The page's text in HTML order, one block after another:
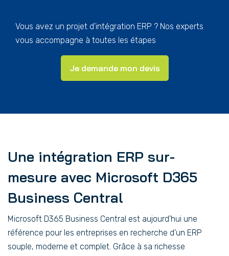
Vous avez un projet d’intégration ERP ? Nos experts
vous accompagne à toutes les étapes
Je demande mon devis
Une intégration ERP sur-
mesure avec Microsoft D365
Business Central
Microsoft D365 Business Central est aujourd’hui une
référence pour les entreprises en recherche d’un ERP
souple, moderne et complet. Grâce à sa richesse